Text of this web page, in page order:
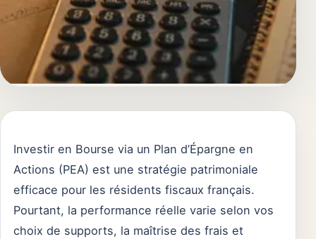
Investir en Bourse via un Plan d’Épargne en
Actions (PEA) est une stratégie patrimoniale
efficace pour les résidents fiscaux français.
Pourtant, la performance réelle varie selon vos
choix de supports, la maîtrise des frais et